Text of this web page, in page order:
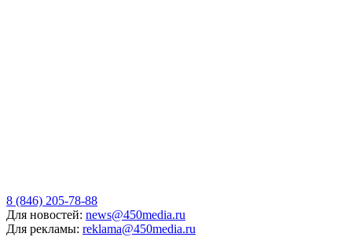
8 (846) 205-78-88
Для новостей: news@450media.ru
Для рекламы: reklama@450media.ru